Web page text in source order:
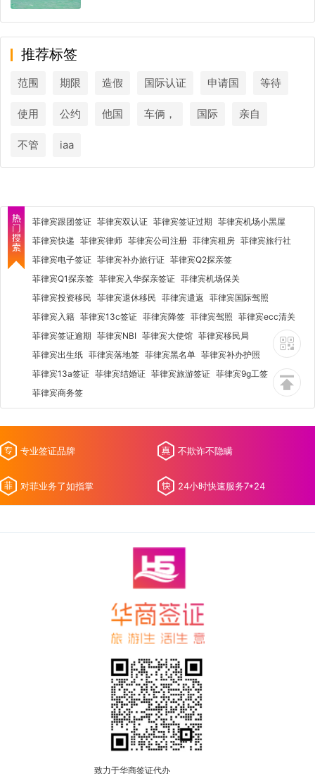
推荐标签
范围 期限 造假 国际认证 申请国 等待
使用 公约 他国 车俩， 国际 亲自
不管 iaa
菲律宾跟团签证 菲律宾双认证 菲律宾签证过期 菲律宾机场小黑屋
菲律宾快递 菲律宾律师 菲律宾公司注册 菲律宾租房 菲律宾旅行社
菲律宾电子签证 菲律宾补办旅行证 菲律宾Q2探亲签
菲律宾Q1探亲签 菲律宾入华探亲签证 菲律宾机场保关
菲律宾投资移民 菲律宾退休移民 菲律宾遣返 菲律宾国际驾照
菲律宾入籍 菲律宾13c签证 菲律宾降签 菲律宾驾照 菲律宾ecc清关
菲律宾签证逾期 菲律宾NBI 菲律宾大使馆 菲律宾移民局
菲律宾出生纸 菲律宾落地签 菲律宾黑名单 菲律宾补办护照
菲律宾13a签证 菲律宾结婚证 菲律宾旅游签证 菲律宾9g工签
菲律宾商务签
专业签证品牌 不欺诈不隐瞒
对菲业务了如指掌 24小时快速服务7*24
致力于华商签证代办